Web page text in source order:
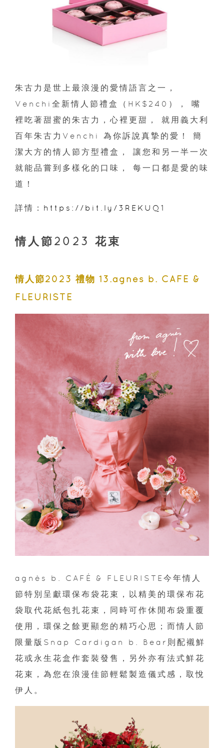
朱古力是世上最浪漫的愛情語言之一，
Venchi全新情人節禮盒（HK$240）， 嘴
裡吃著甜蜜的朱古力，心裡更甜， 就用義大利
百年朱古力Venchi 為你訴說真摯的愛！ 簡
潔大方的情人節方型禮盒， 讓您和另一半一次
就能品嘗到多樣化的口味， 每一口都是愛的味
道！
詳情： https://bit.ly/3REKUQ1
情人節2023 花束
情人節2023 禮物 13.agnès b. CAFÉ &
FLEURISTE
agnès b. CAFÉ & FLEURISTE今年情人
節特別呈獻環保布袋花束，以精美的環保布花
袋取代花紙包扎花束，同時可作休閒布袋重覆
使用，環保之餘更顯您的精巧心思；而情人節
限量版Snap Cardigan b. Bear則配襯鮮
花或永生花盒作套裝發售，另外亦有法式鮮花
花束，為您在浪漫佳節輕鬆製造儀式感，取悅
伊人。